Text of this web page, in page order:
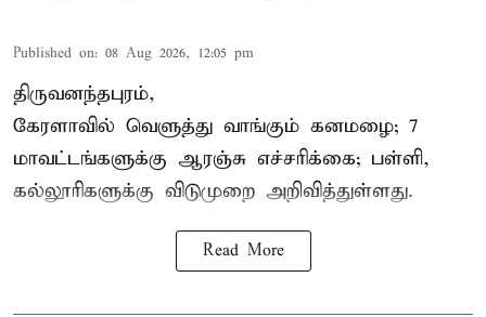
Published on: 08 Aug 2026, 12:05 pm
திருவனந்தபுரம்,
கேரளாவில் வெளுத்து வாங்கும் கனமழை; 7
மாவட்டங்களுக்கு ஆரஞ்சு எச்சரிக்கை; பள்ளி,
கல்லூரிகளுக்கு விடுமுறை அறிவித்துள்ளது.
Read More